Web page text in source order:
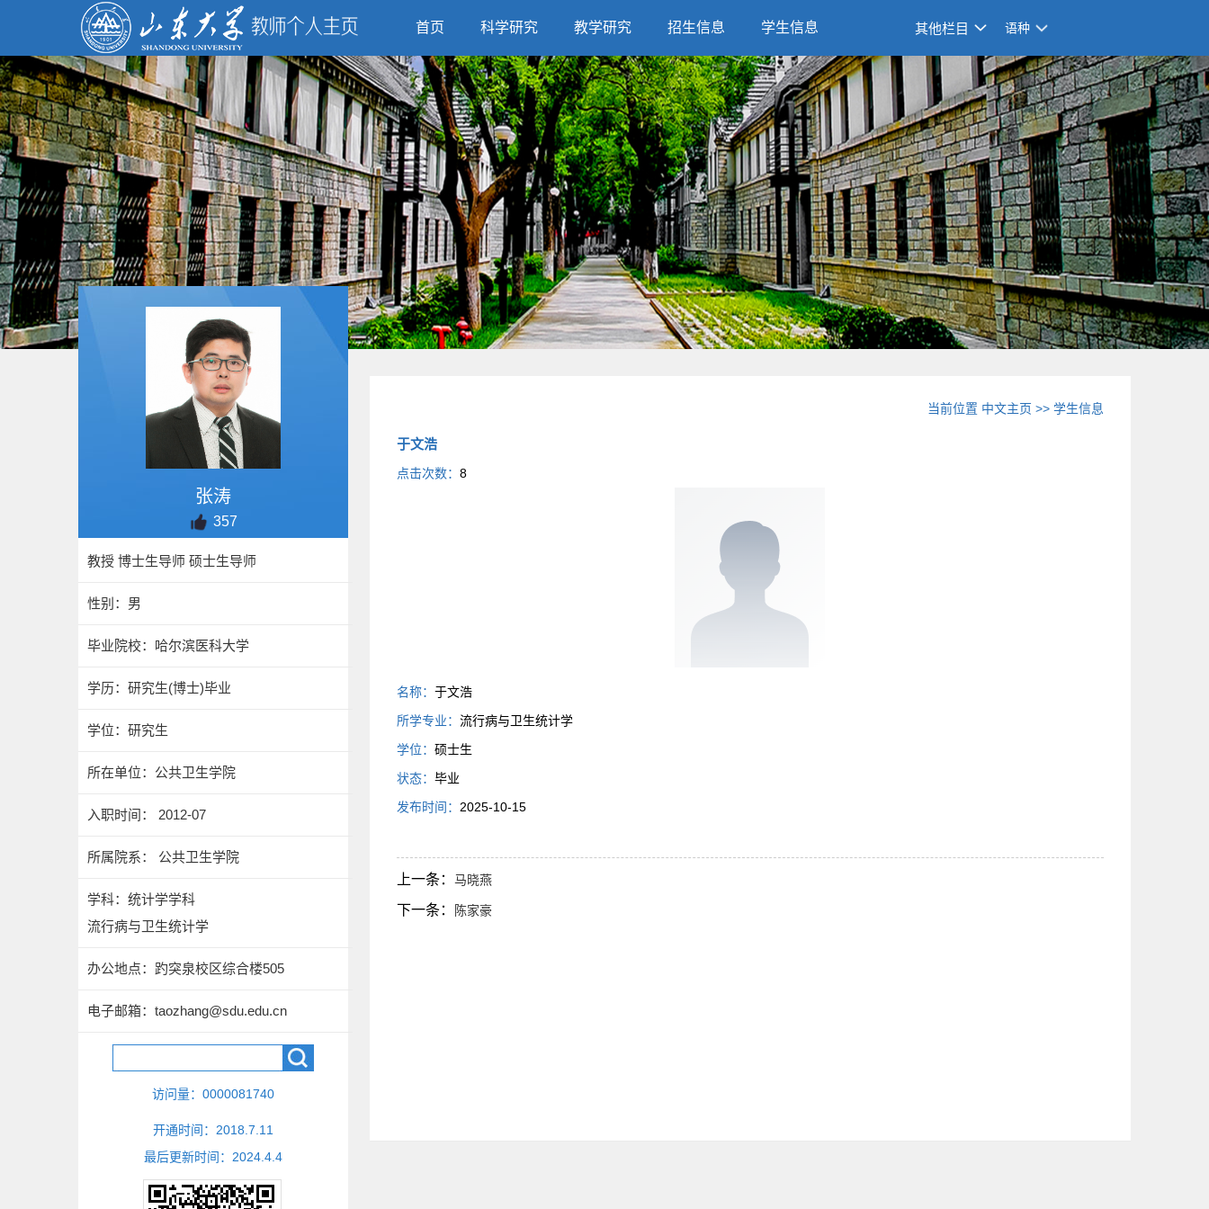
首页 科学研究 教学研究 招生信息 学生信息 其他栏目 语种
张涛
357
教授 博士生导师 硕士生导师
性别：男
毕业院校：哈尔滨医科大学
学历：研究生(博士)毕业
学位：研究生
所在单位：公共卫生学院
入职时间： 2012-07
所属院系： 公共卫生学院
学科：统计学学科
流行病与卫生统计学
办公地点：趵突泉校区综合楼505
电子邮箱： taozhang@sdu.edu.cn
访问量： 0000081740
开通时间： 2018 7 11
最后更新时间： 2024 4 4
当前位置 中文主页 >>学生信息
于文浩
点击次数： 8
名称： 于文浩
所学专业： 流行病与卫生统计学
学位： 硕士生
状态： 毕业
发布时间： 2025-10-15
上一条： 马晓燕
下一条： 陈家豪